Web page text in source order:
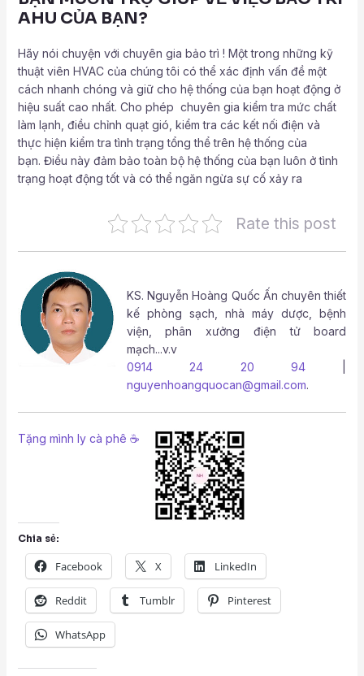
AHU CỦA BẠN?
Hãy nói chuyện với chuyên gia bảo trì ! Một trong những kỹ
thuật viên HVAC của chúng tôi có thể xác định vấn đề một
cách nhanh chóng và giữ cho hệ thống của bạn hoạt động ở
hiệu suất cao nhất. Cho phép chuyên gia kiểm tra mức chất
làm lạnh, điều chỉnh quạt gió, kiểm tra các kết nối điện và
thực hiện kiểm tra tình trạng tổng thể trên hệ thống của
bạn. Điều này đảm bảo toàn bộ hệ thống của bạn luôn ở tình
trạng hoạt động tốt và có thể ngăn ngừa sự cố xảy ra
Rate this post
KS. Nguyễn Hoàng Quốc Ấnchuyên thiết
kế phòng sạch, nhà máy dược, bệnh
viện, phân xưởng điện tử board
mạch...v.v
0914 24 20 94|
nguyenhoangquocan@gmail.com.
Tặng mình ly cà phê ☕
Chia sẻ:
Facebook X LinkedIn
Reddit Tumblr Pinterest
WhatsApp